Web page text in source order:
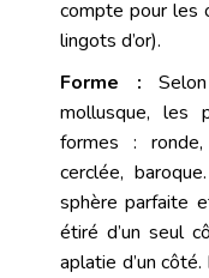
compte pour les
lingots d’or).
Forme :
mollusque, les
formes :
cerclée,baroque
sphère parfaite
étiré d’un seul
aplatie d’un